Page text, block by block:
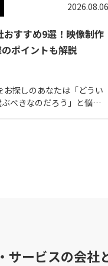
2026.08.06
おすすめ9選！映像制作
ポイントも解説
お探しのあなたは「どうい
べきなのだろう」と悩ん
サービスの会社